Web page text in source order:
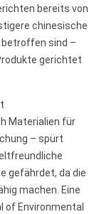
bereits von
chinesische
betroffen sind –
gerichtet
Materialien für
– spürt
gefährdet, da die
machen. Eine
of Environmental